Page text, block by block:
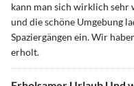
kann man sich wirklich sehr
und die schöne Umgebung
Spaziergängen ein. Wir
erholt.